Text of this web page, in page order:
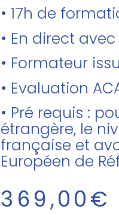
• 17h de
• En direct
• Formateur
• Evaluation
• Pré requis :
étrangère, le
française et
Européen de
369,00€